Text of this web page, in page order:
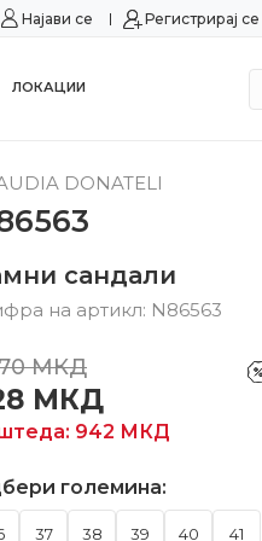
Можност за замена во рок
Најави се Регистрирај се
ЛОКАЦИИ
DONATELI
сандали
на артикл: N86563
МКД
МКД
942 МКД
големина:
37 38 39 40 41